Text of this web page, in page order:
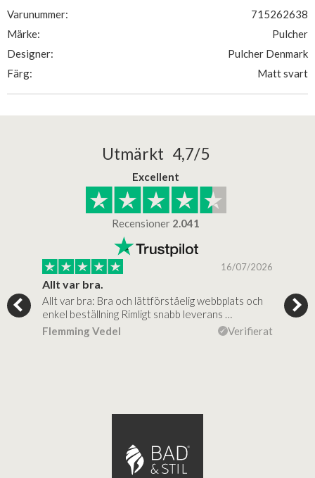
Varunummer:
715262638
Märke:
Pulcher
Designer:
Pulcher Denmark
Färg:
Matt svart
Utmärkt 4,7/5
Excellent
Recensioner 2.041
16/07/2026
Allt var bra.
Allt var bra: Bra och lättförståelig webbplats och
enkel beställning Rimligt snabb leverans …
Flemming Vedel
Verifierat
Jag